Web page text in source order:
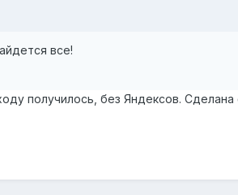
все!
получилось, без Яндексов.